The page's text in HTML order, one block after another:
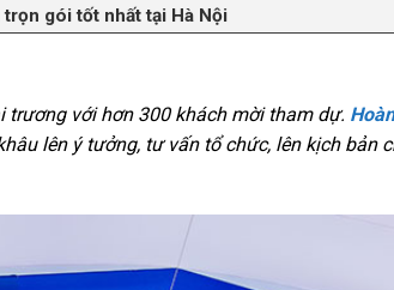
gói tốt nhất tại Hà Nội
trương với hơn 300 khách mời tham dự.
lên ý tưởng, tư vấn tổ chức, lên kịch bản